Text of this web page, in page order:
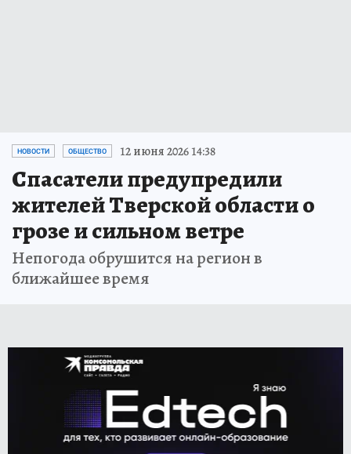
НОВОСТИ ОБЩЕСТВО 12 июня 2026 14:38
Спасатели предупредили
жителей Тверской области о
грозе и сильном ветре
Непогода обрушится на регион в
ближайшее время